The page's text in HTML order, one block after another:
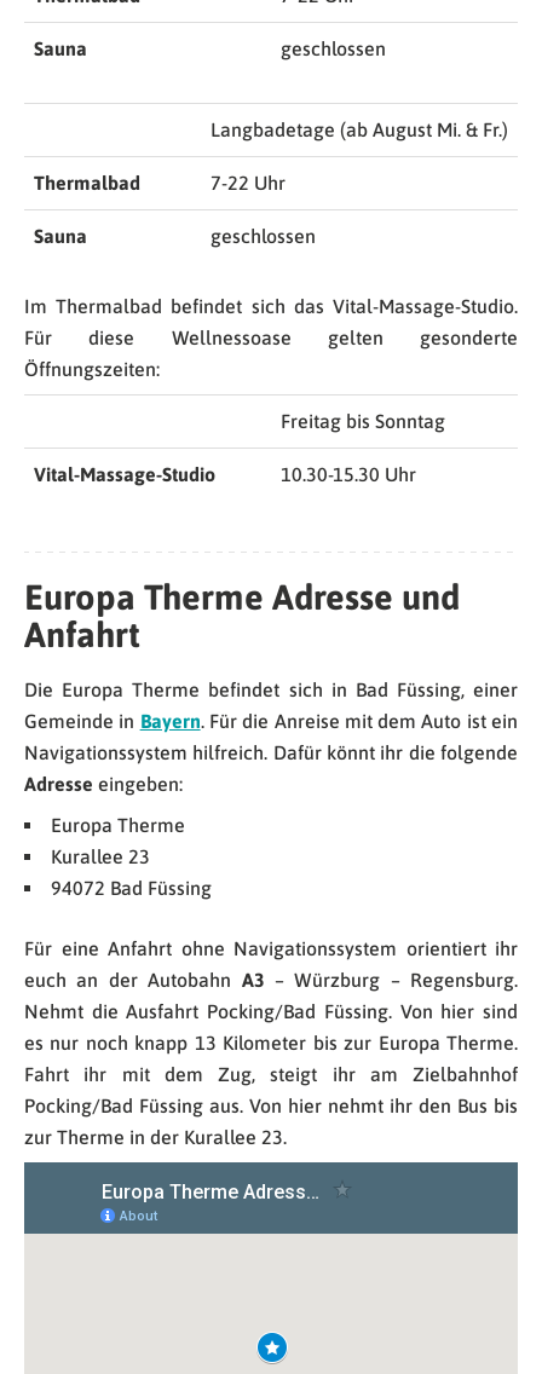
Sauna geschlossen
Langbadetage (ab August Mi. & Fr.)
Thermalbad 7-22 Uhr
Sauna geschlossen
Im Thermalbad befindet sich das Vital-Massage-Studio.
Für diese Wellnessoase gelten gesonderte
Öffnungszeiten:
Freitag bis Sonntag
Vital-Massage-Studio 10.30-15.30 Uhr
Europa Therme Adresse und
Anfahrt
Die Europa Therme befindet sich in Bad Füssing, einer
Gemeinde in Bayern. Für die Anreise mit dem Auto ist ein
Navigationssystem hilfreich. Dafür könnt ihr die folgende
Adresse eingeben:
Europa Therme
Kurallee 23
94072 Bad Füssing
Für eine Anfahrt ohne Navigationssystem orientiert ihr
euch an der Autobahn A3 – Würzburg – Regensburg.
Nehmt die Ausfahrt Pocking/Bad Füssing. Von hier sind
es nur noch knapp 13 Kilometer bis zur Europa Therme.
Fahrt ihr mit dem Zug, steigt ihr am Zielbahnhof
Pocking/Bad Füssing aus. Von hier nehmt ihr den Bus bis
zur Therme in der Kurallee 23.